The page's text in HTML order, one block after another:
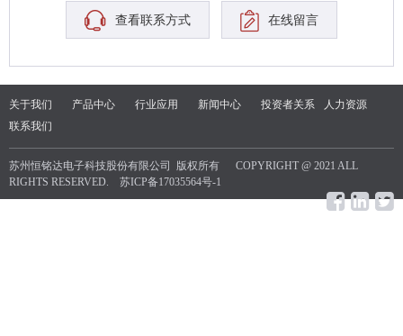
查看联系方式 在线留言
关于我们 产品中心 行业应用 新闻中心 投资者关系
人力资源
联系我们
苏州恒铭达电子科技股份有限公司 版权所有 COPYRIGHT @ 2021 ALL
RIGHTS RESERVED. 苏ICP备17035564号-1